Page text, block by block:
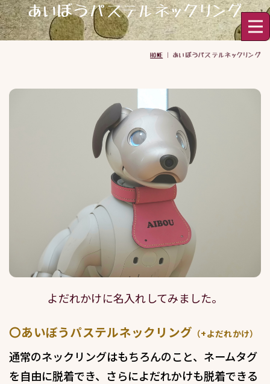
あいぼうパステルネックリング
HOME あいぼうパステルネックリング
よだれかけに名入れしてみました。
〇あいぼうパステルネックリング （+よだれかけ）
通常のネックリングはもちろんのこと、ネームタグ
を自由に脱着でき、さらによだれかけも脱着できる